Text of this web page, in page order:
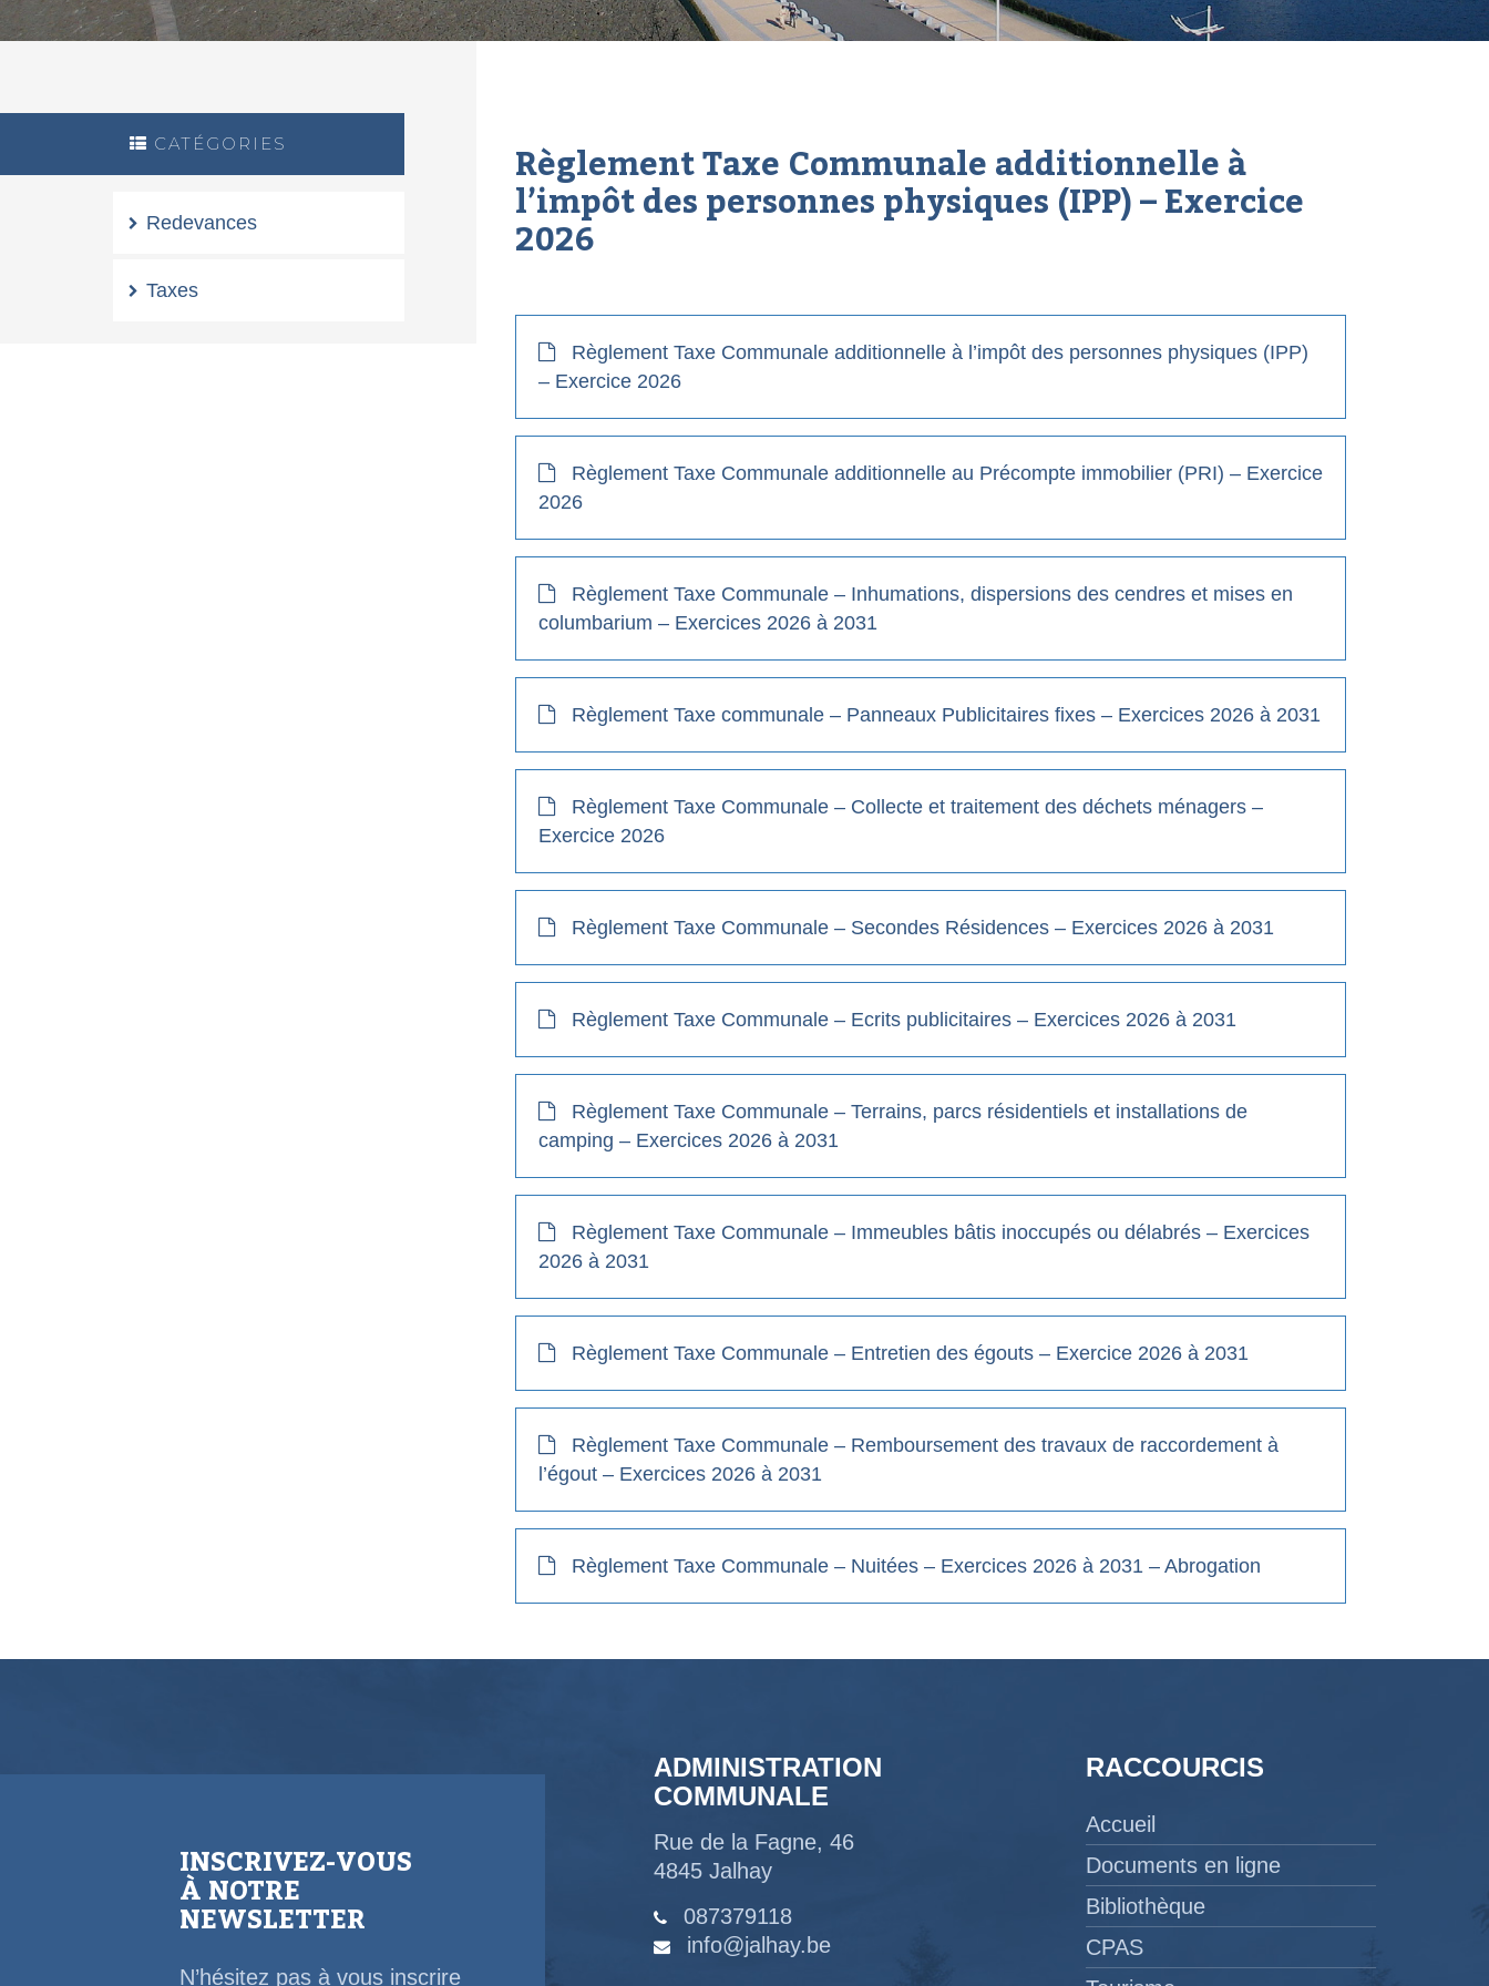
CATÉGORIES
Redevances
Taxes
Règlement Taxe Communale additionnelle à
l’impôt des personnes physiques (IPP) – Exercice
2026
Règlement Taxe Communale additionnelle à l’impôt des personnes physiques (IPP)
– Exercice 2026
Règlement Taxe Communale additionnelle au Précompte immobilier (PRI) – Exercice
2026
Règlement Taxe Communale – Inhumations, dispersions des cendres et mises en
columbarium – Exercices 2026 à 2031
Règlement Taxe communale – Panneaux Publicitaires fixes – Exercices 2026 à 2031
Règlement Taxe Communale – Collecte et traitement des déchets ménagers –
Exercice 2026
Règlement Taxe Communale – Secondes Résidences – Exercices 2026 à 2031
Règlement Taxe Communale – Ecrits publicitaires – Exercices 2026 à 2031
Règlement Taxe Communale – Terrains, parcs résidentiels et installations de
camping – Exercices 2026 à 2031
Règlement Taxe Communale – Immeubles bâtis inoccupés ou délabrés – Exercices
2026 à 2031
Règlement Taxe Communale – Entretien des égouts – Exercice 2026 à 2031
Règlement Taxe Communale – Remboursement des travaux de raccordement à
l’égout – Exercices 2026 à 2031
Règlement Taxe Communale – Nuitées – Exercices 2026 à 2031 – Abrogation
INSCRIVEZ-VOUS
À NOTRE
NEWSLETTER
N’hésitez pas à vous inscrire
ADMINISTRATION
COMMUNALE
Rue de la Fagne, 46
4845 Jalhay
087379118
info@jalhay.be
RACCOURCIS
Accueil
Documents en ligne
Bibliothèque
CPAS